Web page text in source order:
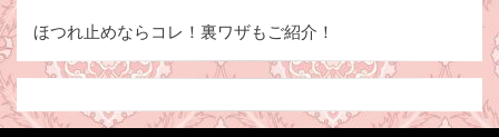
ほつれ止めならコレ！裏ワザもご紹介！